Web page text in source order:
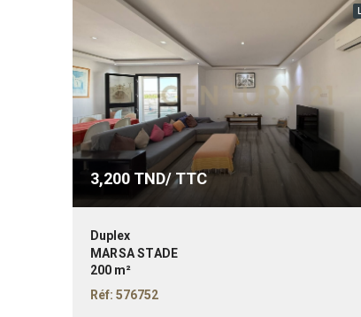
3,200 TND/ TTC
Duplex
MARSA STADE
200 m²
Réf: 576752